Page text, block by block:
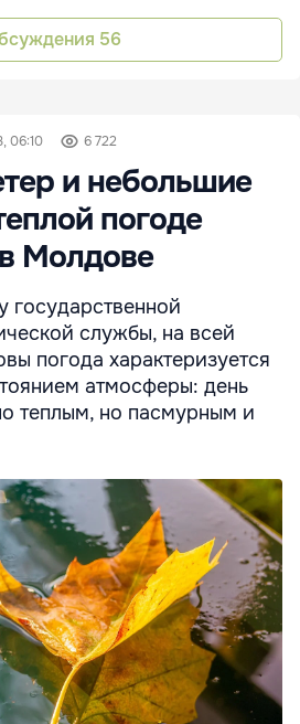
56
06:10 6 722
и небольшие
погоде
Молдове
государственной
службы, на всей
погода характеризуется
атмосферы: день
теплым, но пасмурным и